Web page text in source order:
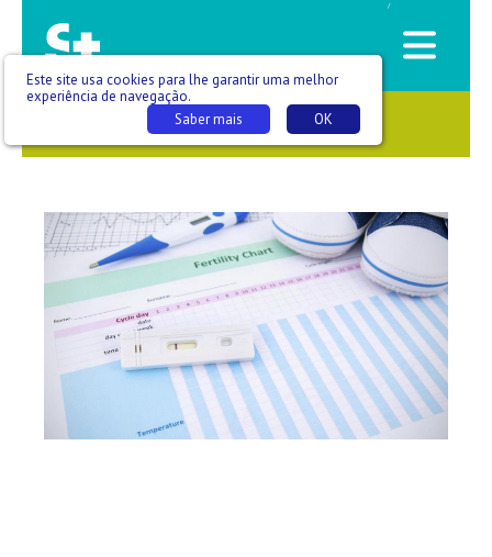
/
SAÚDE QUE SE VÊ
Este site usa cookies para lhe garantir uma melhor
experiência de navegação.
OK
Saber mais